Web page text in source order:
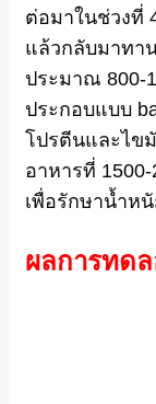
ต่อมาในช่วงที่
แล้วกลับมาทา
ประมาณ 800-
ประกอบแบบ
โปรตีนและไข
อาหารที่
เพื่อรักษาน้ำห
ผลการทด